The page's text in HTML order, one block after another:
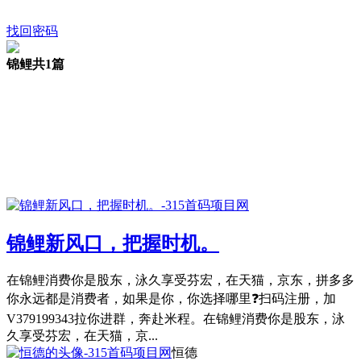
找回密码
锦鲤共1篇
锦鲤新风口，把握时机。
在锦鲤消费你是股东，泳久享受芬宏，在天猫，京东，拼多多
你永远都是消费者，如果是你，你选择哪里❓扫码注册，加
V379199343拉你进群，奔赴米程。在锦鲤消费你是股东，泳
久享受芬宏，在天猫，京...
恒德